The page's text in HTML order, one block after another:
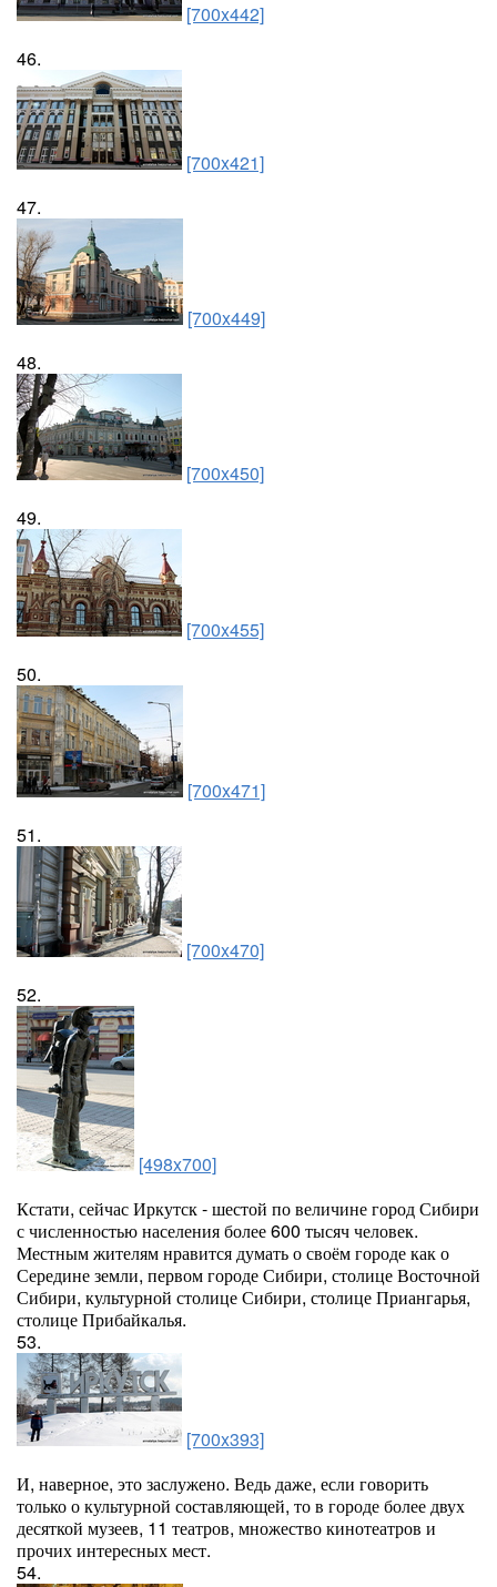
[700x442]
46.
[700x421]
47.
[700x449]
48.
[700x450]
49.
[700x455]
50.
[700x471]
51.
[700x470]
52.
[498x700]
Кстати, сейчас Иркутск - шестой по величине город Сибири
с численностью населения более 600 тысяч человек.
Местным жителям нравится думать о своём городе как о
Середине земли, первом городе Сибири, столице Восточной
Сибири, культурной столице Сибири, столице Приангарья,
столице Прибайкалья.
53.
[700x393]
И, наверное, это заслужено. Ведь даже, если говорить
только о культурной составляющей, то в городе более двух
десяткой музеев, 11 театров, множество кинотеатров и
прочих интересных мест.
54.